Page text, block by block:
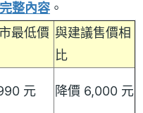
整內容 。
最低價 與建議售價相
比
元 降價 6,000 元